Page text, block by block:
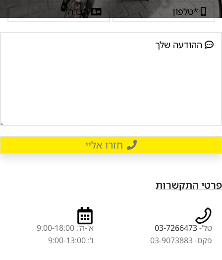
חזרו אליי
פרטי התקשרות
א'-ה': 9:00-18:00
ו': 9:00-13:00
טל'-03-7266473
פקס- 03-9073883